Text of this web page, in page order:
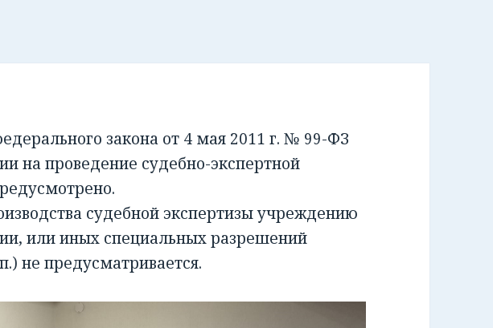
закона от 4 мая 2011 г. № 99-ФЗ
на проведение судебно-экспертной
судебной экспертизы учреждению
или иных специальных разрешений
не предусматривается.